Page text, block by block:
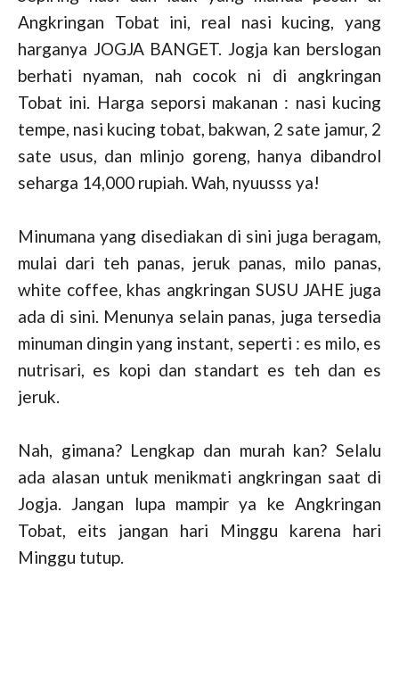
Angkringan Tobat ini, real nasi kucing, yang
harganya JOGJA BANGET. Jogja kan berslogan
berhati nyaman, nah cocok ni di angkringan
Tobat ini. Harga seporsi makanan : nasi kucing
tempe, nasi kucing tobat, bakwan, 2 sate jamur, 2
sate usus, dan mlinjo goreng, hanya dibandrol
seharga 14,000 rupiah. Wah, nyuusss ya!
Minumana yang disediakan di sini juga beragam,
mulai dari teh panas, jeruk panas, milo panas,
white coffee, khas angkringan SUSU JAHE juga
ada di sini. Menunya selain panas, juga tersedia
minuman dingin yang instant, seperti : es milo, es
nutrisari, es kopi dan standart es teh dan es
jeruk.
Nah, gimana? Lengkap dan murah kan? Selalu
ada alasan untuk menikmati angkringan saat di
Jogja. Jangan lupa mampir ya ke Angkringan
Tobat, eits jangan hari Minggu karena hari
Minggu tutup.